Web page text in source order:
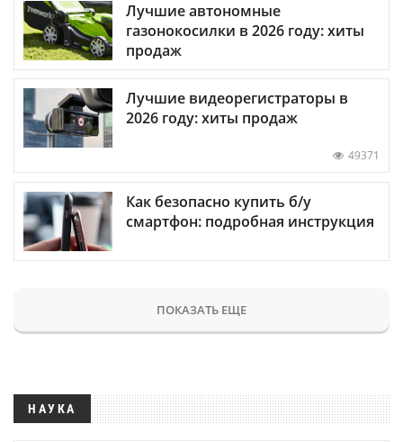
Лучшие автономные
газонокосилки в 2026 году: хиты
продаж
Лучшие видеорегистраторы в
2026 году: хиты продаж
49371
Как безопасно купить б/у
смартфон: подробная инструкция
ПОКАЗАТЬ ЕЩЕ
НАУКА